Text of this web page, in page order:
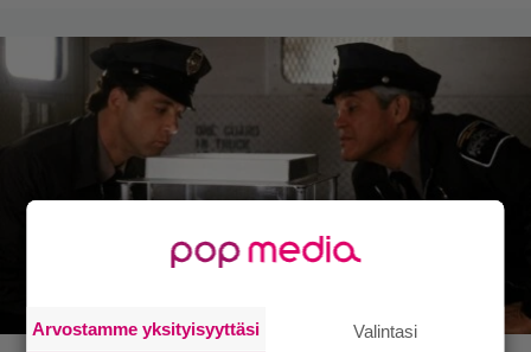
Arvostamme yksityisyyttäsi Valintasi